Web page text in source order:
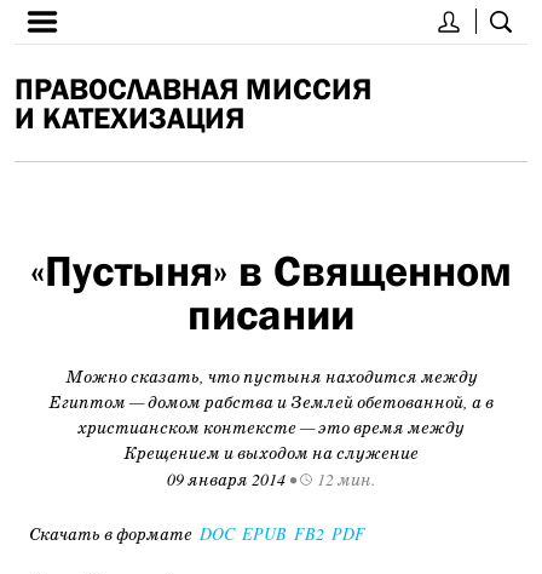
ПРАВОСЛАВНАЯ МИССИЯ
И КАТЕХИЗАЦИЯ
«Пустыня» в Священном
писании
Можно сказать, что пустыня находится между
Египтом — домом рабства и Землей обетованной, а в
христианском контексте — это время между
Крещением и выходом на служение
09 января 2014• 12 мин.
Скачать в формате DOC EPUB FB2 PDF